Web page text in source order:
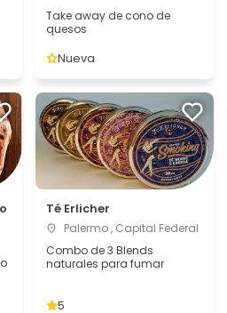
Take away de cono de
quesos
Nueva
Té Erlicher
Palermo , Capital Federal
Combo de 3 Blends
naturales para fumar
5